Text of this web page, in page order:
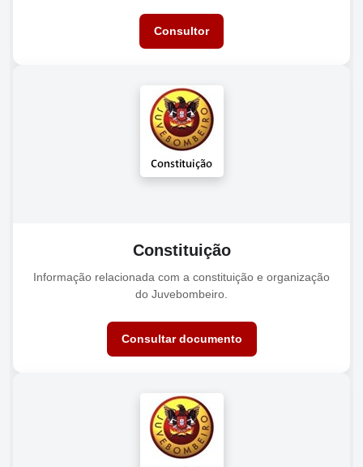
Consultor
Constituição
Informação relacionada com a constituição e organização
do Juvebombeiro.
Consultar documento